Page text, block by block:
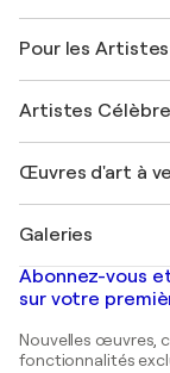
Offrir une carte
Rejoignez notre
Mon compte
+33 1 76 44 06
FAQ
Magazine
Emplois
Découvrez une
Pour les Artistes
Se connecter
Artistes
Marc Chagall
Banksy
Mr. Brainwash
Shepard Fairey
Œuvres d'art à
Tableaux
Peintures de
Estampes
Peintures
Galeries
Galeries d'art en
Galeries d'art en
Abonnez-vous
sur votre
Nouvelles œuvres,
fonctionnalités